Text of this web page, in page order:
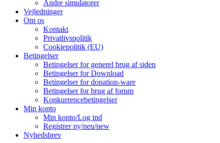
Andre simulatorer
Vejledninger
Om os
Kontakt
Privatlivspolitik
Cookiepolitik (EU)
Betingelser
Betingelser for generel brug af siden
Betingelser for Download
Betingelser for donation-ware
Betingelser for brug af forum
Konkurrencebetingelser
Min konto
Min konto/Log ind
Registrer ny/neu/new
Nyhedsbrev